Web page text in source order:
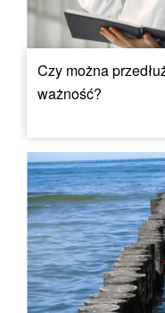
Czy można
ważność?